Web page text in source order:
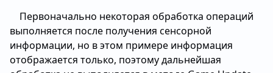
Первоначально некоторая обработка операций
выполняется после получения сенсорной
информации, но в этом примере информация
отображается только, поэтому дальнейшая